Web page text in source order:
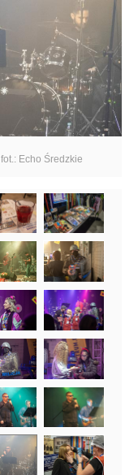
fot.: Echo Średzkie